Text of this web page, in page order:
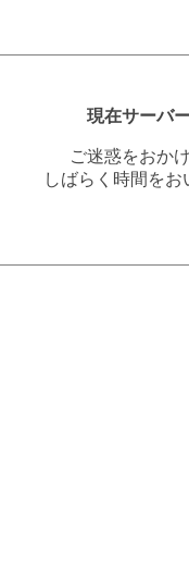
現在サーバ
ご迷惑をおか
しばらく時間を